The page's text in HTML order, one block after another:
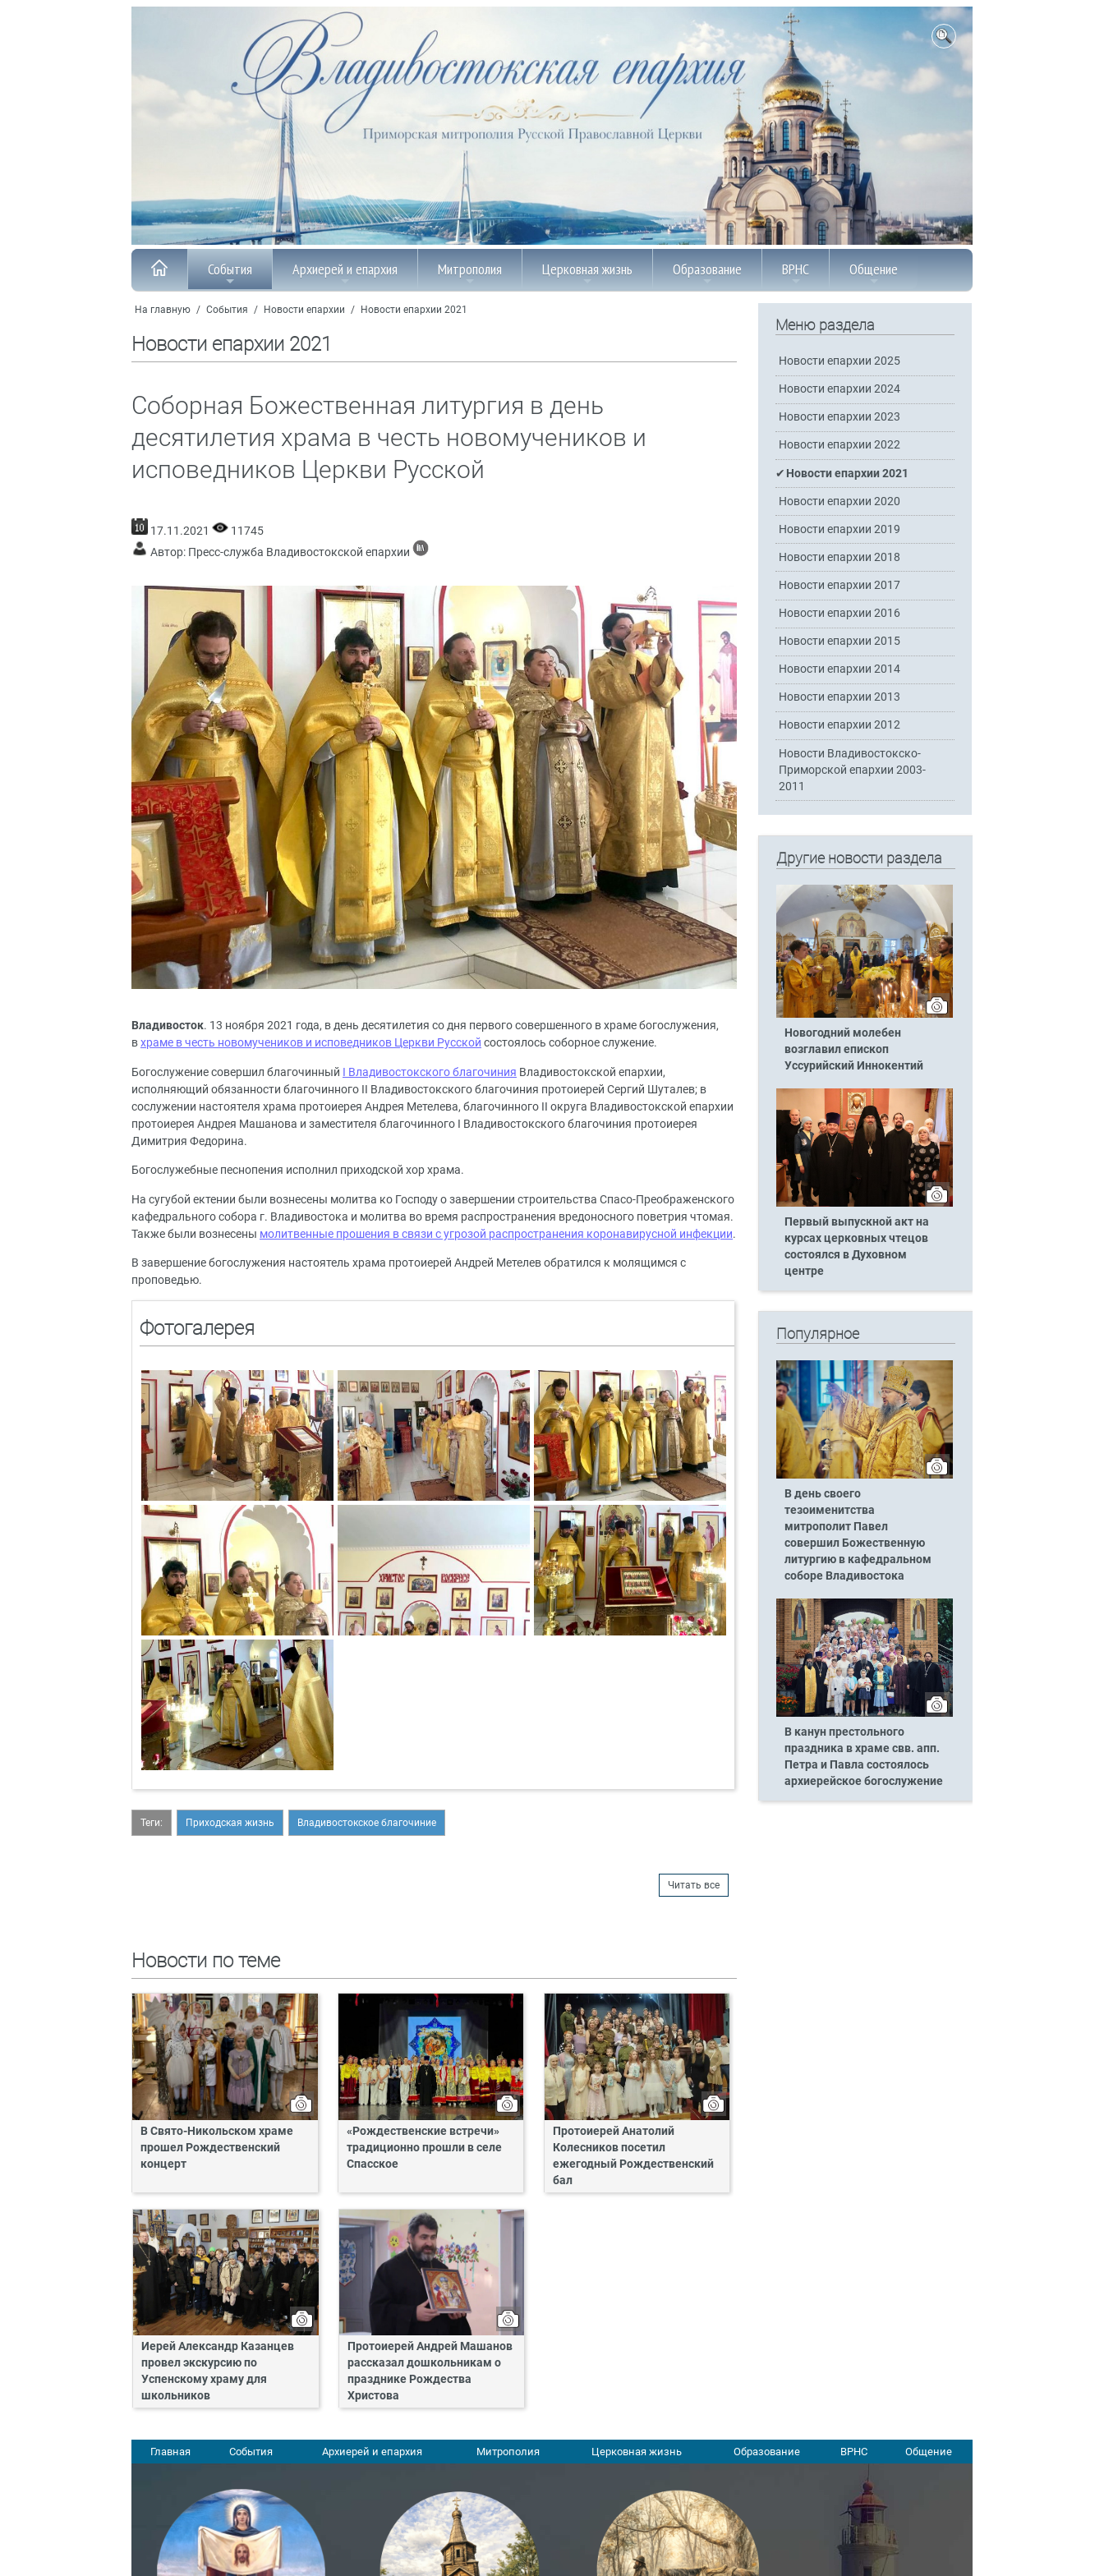
События Архиерей и епархия Митрополия Церковная жизнь Образование ВРНС Общение
На главную / События / Новости епархии / Новости епархии 2021
Новости епархии 2021
Соборная Божественная литургия в день
десятилетия храма в честь новомучеников и
исповедников Церкви Русской
17.11.2021
11745
Автор: Пресс-служба Владивостокской епархии
Владивосток. 13 ноября 2021 года, в день десятилетия со дня первого совершенного в храме богослужения,
вхраме в честь новомучеников и исповедников Церкви Русской состоялось соборное служение.
Богослужение совершил благочинный I Владивостокского благочиния Владивостокской епархии,
исполняющий обязанности благочинного II Владивостокского благочиния протоиерей Сергий Шуталев; в
сослужении настоятеля храма протоиерея Андрея Метелева, благочинного II округа Владивостокской епархии
протоиерея Андрея Машанова и заместителя благочинного I Владивостокского благочиния протоиерея
Димитрия Федорина.
Богослужебные песнопения исполнил приходской хор храма.
На сугубой ектении были вознесены молитва ко Господу о завершении строительства Спасо-Преображенского
кафедрального собора г. Владивостока и молитва во время распространения вредоносного поветрия чтомая.
Также были вознесены молитвенные прошения в связи с угрозой распространения коронавирусной инфекции.
В завершение богослужения настоятель храма протоиерей Андрей Метелев обратился к молящимся с
проповедью.
Фотогалерея
Теги: Приходская жизнь Владивостокское благочиние
Читать все
Новости по теме
В Свято-Никольском храме
прошел Рождественский
концерт
«Рождественские встречи»
традиционно прошли в селе
Спасское
Протоиерей Анатолий
Колесников посетил
ежегодный Рождественский
бал
Иерей Александр Казанцев
провел экскурсию по
Успенскому храму для
школьников
Протоиерей Андрей Машанов
рассказал дошкольникам о
празднике Рождества
Христова
Меню раздела
Новости епархии 2025
Новости епархии 2024
Новости епархии 2023
Новости епархии 2022
Новости епархии 2021
Новости епархии 2020
Новости епархии 2019
Новости епархии 2018
Новости епархии 2017
Новости епархии 2016
Новости епархии 2015
Новости епархии 2014
Новости епархии 2013
Новости епархии 2012
Новости Владивостокско-
Приморской епархии 2003-
2011
Другие новости раздела
Новогодний молебен
возглавил епископ
Уссурийский Иннокентий
Первый выпускной акт на
курсах церковных чтецов
состоялся в Духовном
центре
Популярное
В день своего
тезоименитства
митрополит Павел
совершил Божественную
литургию в кафедральном
соборе Владивостока
В канун престольного
праздника в храме свв. апп.
Петра и Павла состоялось
архиерейское богослужение
Главная События Архиерей и епархия Митрополия Церковная жизнь Образование ВРНС Общение